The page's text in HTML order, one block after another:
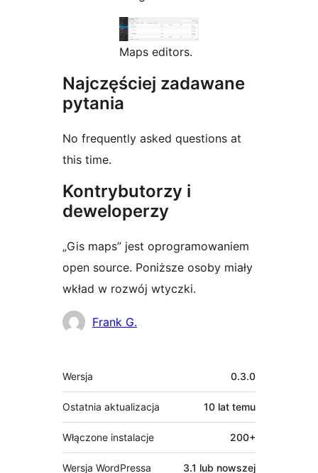
Maps editors.
Najczęściej zadawane
pytania
No frequently asked questions at
this time.
Kontrybutorzy i
deweloperzy
„Gis maps” jest oprogramowaniem
open source. Poniższe osoby miały
wkład w rozwój wtyczki.
Zaangażowani
Frank G.
Meta
Wersja 0.3.0
Ostatnia aktualizacja 10 lat temu
Włączone instalacje 200+
Wersja WordPressa 3.1 lub nowszej